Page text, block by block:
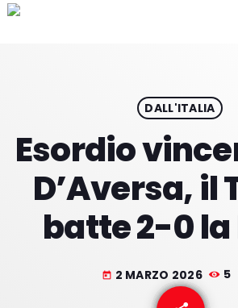
play_arrow
DALL'ITALIA
Esordio
D’Aversa, il
batte 2-0 la
today 2 MARZO 2026 5